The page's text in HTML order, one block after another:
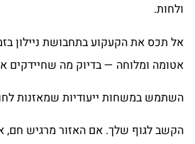
ולחות.
אל תכס את הקעקוע בתחבושת ניילון בזמן
אטומה ומלוחה — בדיוק מה שחיידקים
השתמש במשחות ייעודיות שמאזנות לחות
הקשב לגוף שלך. אם האזור מרגיש חם,